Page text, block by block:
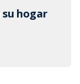
hogar